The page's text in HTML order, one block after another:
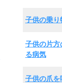
子供の乗り
子供の片方
る病気
子供の爪を